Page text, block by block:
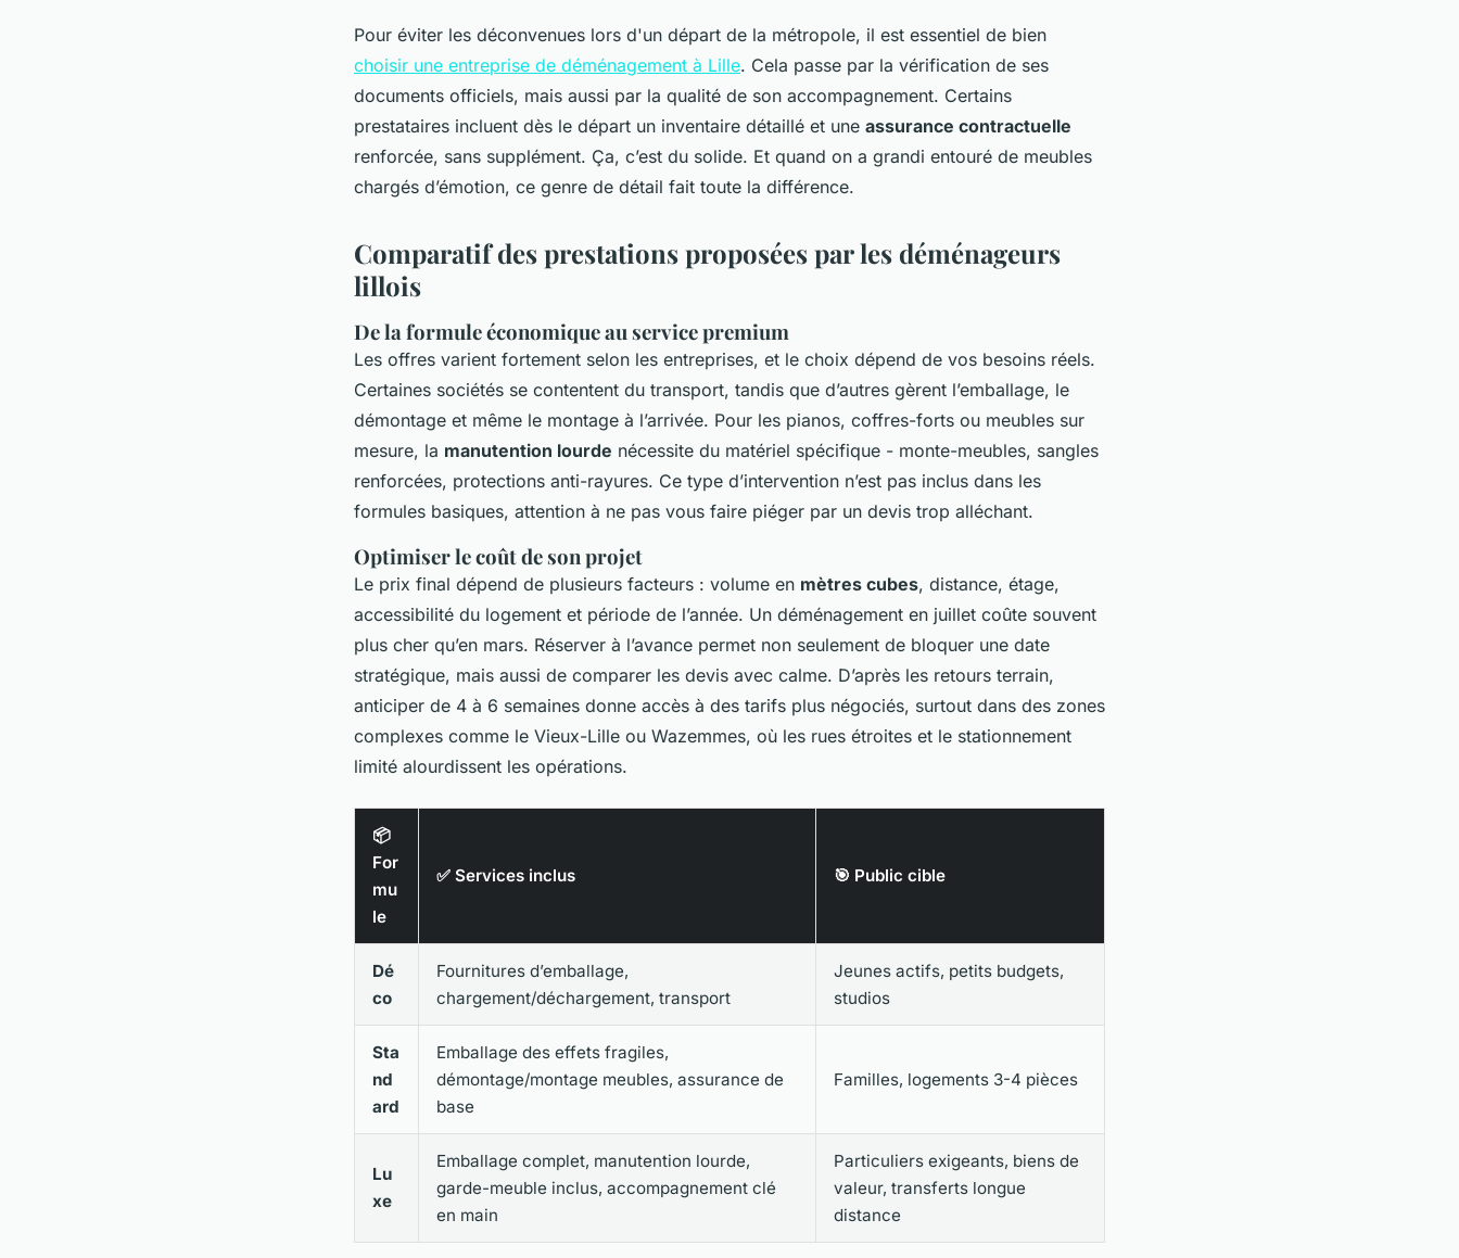
Pour éviter les déconvenues lors d'un départ de la métropole, il est essentiel de bien
choisir une entreprise de déménagement à Lille. Cela passe par la vérification de ses
documents officiels, mais aussi par la qualité de son accompagnement. Certains
prestataires incluent dès le départ un inventaire détaillé et une assurance contractuelle
renforcée, sans supplément. Ça, c’est du solide. Et quand on a grandi entouré de meubles
chargés d’émotion, ce genre de détail fait toute la différence.
Comparatif des prestations proposées par les déménageurs
lillois
De la formule économique au service premium
Les offres varient fortement selon les entreprises, et le choix dépend de vos besoins réels.
Certaines sociétés se contentent du transport, tandis que d’autres gèrent l’emballage, le
démontage et même le montage à l’arrivée. Pour les pianos, coffres-forts ou meubles sur
mesure, la manutention lourde nécessite du matériel spécifique - monte-meubles, sangles
renforcées, protections anti-rayures. Ce type d’intervention n’est pas inclus dans les
formules basiques, attention à ne pas vous faire piéger par un devis trop alléchant.
Optimiser le coût de son projet
Le prix final dépend de plusieurs facteurs : volume en mètres cubes, distance, étage,
accessibilité du logement et période de l’année. Un déménagement en juillet coûte souvent
plus cher qu’en mars. Réserver à l’avance permet non seulement de bloquer une date
stratégique, mais aussi de comparer les devis avec calme. D’après les retours terrain,
anticiper de 4 à 6 semaines donne accès à des tarifs plus négociés, surtout dans des zones
complexes comme le Vieux-Lille ou Wazemmes, où les rues étroites et le stationnement
limité alourdissent les opérations.
📦
For
mu
le
✅ Services inclus 🎯 Public cible
Dé
co
Fournitures d’emballage,
chargement/déchargement, transport
Jeunes actifs, petits budgets,
studios
Sta
nd
ard
Emballage des effets fragiles,
démontage/montage meubles, assurance de
base
Familles, logements 3-4 pièces
Lu
xe
Emballage complet, manutention lourde,
garde-meuble inclus, accompagnement clé
en main
Particuliers exigeants, biens de
valeur, transferts longue
distance